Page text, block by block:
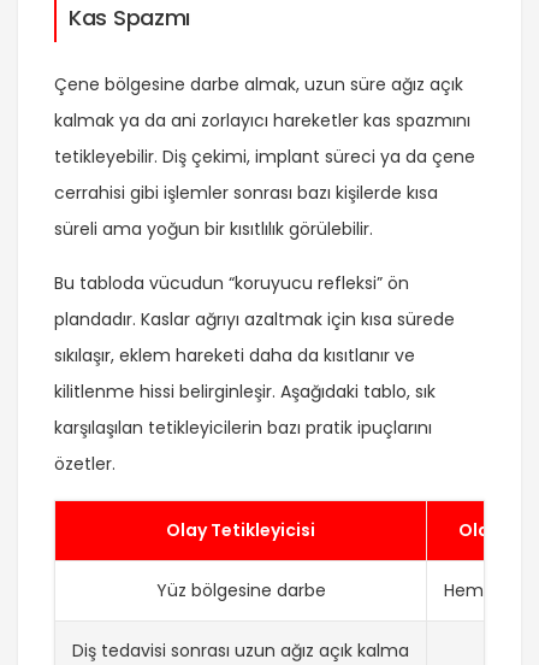
Kas Spazmı
Çene bölgesine darbe almak, uzun süre ağız açık
kalmak ya da ani zorlayıcı hareketler kas spazmını
tetikleyebilir. Diş çekimi, implant süreci ya da çene
cerrahisi gibi işlemler sonrası bazı kişilerde kısa
süreli ama yoğun bir kısıtlılık görülebilir.
Bu tabloda vücudun “koruyucu refleksi” ön
plandadır. Kaslar ağrıyı azaltmak için kısa sürede
sıkılaşır, eklem hareketi daha da kısıtlanır ve
kilitlenme hissi belirginleşir. Aşağıdaki tablo, sık
karşılaşılan tetikleyicilerin bazı pratik ipuçlarını
özetler.
Olay Tetikleyicisi Olası
Yüz bölgesine darbe Hemen ya
Diş tedavisi sonrası uzun ağız açık kalma